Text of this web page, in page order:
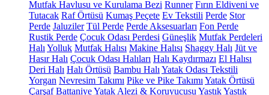
Mutfak Havlusu ve Kurulama Bezi Runner Fırın Eldiveni ve
Tutacak Raf Örtüsü Kumaş Peçete Ev Tekstili Perde Stor
Perde Jaluziler Tül Perde Perde Aksesuarları Fon Perde
Rustik Perde Çocuk Odası Perdesi Güneşlik Mutfak Perdeleri
Halı Yolluk Mutfak Halısı Makine Halısı Shaggy Halı Jüt ve
Hasır Halı Çocuk Odası Halıları Halı Kaydırmazı El Halısı
Deri Halı Halı Örtüsü Bambu Halı Yatak Odası Tekstili
Yorgan Nevresim Takımı Pike ve Pike Takımı Yatak Örtüsü
Çarşaf BattaniyeYatak Alezi & Koruyucusu YastıkYastık